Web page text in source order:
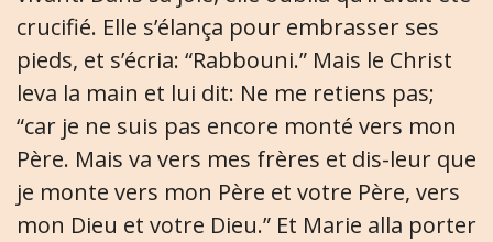
crucifié. Elle s’élança pour embrasser ses
pieds, et s’écria: “Rabbouni.” Mais le Christ
leva la main et lui dit: Ne me retiens pas;
“car je ne suis pas encore monté vers mon
Père. Mais va vers mes frères et dis-leur que
je monte vers mon Père et votre Père, vers
mon Dieu et votre Dieu.” Et Marie alla porter